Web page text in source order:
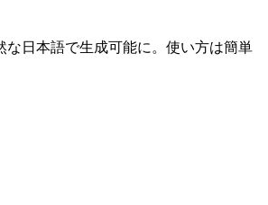
日本語で生成可能に。使い方は簡単